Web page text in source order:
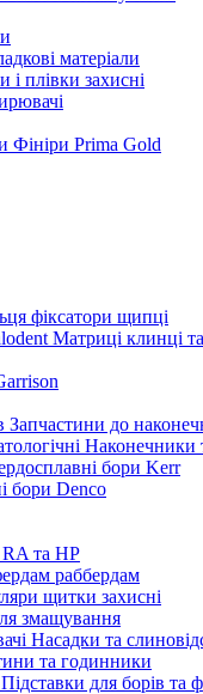
матеріали
і плівки захисні
Фініри Prima Gold
фіксатори щипці
Матриці клинці
Запчастини до
Наконечники
бори Kerr
бори Denco
та HP
раббердам
щитки захисні
змащування
Насадки та
та годинники
Підставки для борів та